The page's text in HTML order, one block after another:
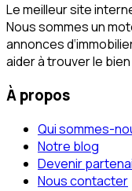
Le meilleur site
Nous sommes un
annonces
aider à trouver le
À propos
Qui sommes-
Notre blog
Devenir
Nous contacter